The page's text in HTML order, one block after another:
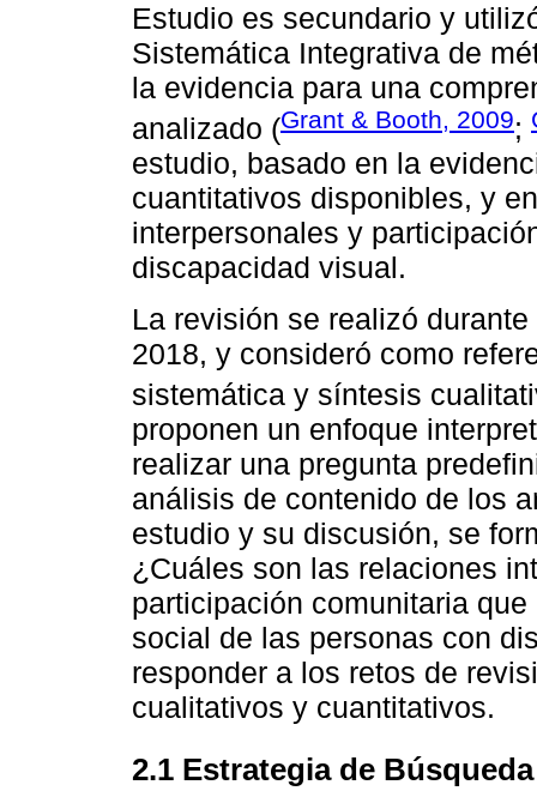
Estudio es secundario y
Sistemática Integrativa de
la evidencia para una
analizado (Grant & Booth, 2009;
estudio, basado en la
cuantitativos disponibles, y
interpersonales y
discapacidad visual.
La revisión se realizó
2018, y consideró como
sistemática y síntesis
proponen un enfoque
realizar una pregunta
análisis de contenido de los
estudio y su discusión, se
¿Cuáles son las relaciones
participación comunitaria
social de las personas con
responder a los retos de
cualitativos y cuantitativos.
2.1 Estrategia de Búsqueda